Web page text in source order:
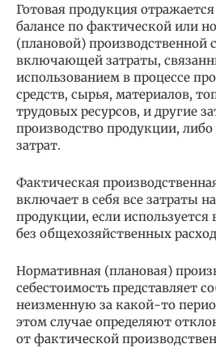
Готовая продукция
балансе по фактической или
(плановой) производственной
включающей затраты,
использованием в процессе
средств, сырья, материалов,
трудовых ресурсов, и другие
производство продукции,
затрат.
Фактическая
включает в себя все затраты
продукции, если используется
без общехозяйственных
Нормативная (плановая)
себестоимость представляет
неизменную за какой-то
этом случае определяют
от фактической